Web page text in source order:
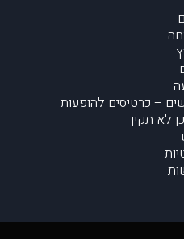
– כרטיסים להופעות
לא תקין